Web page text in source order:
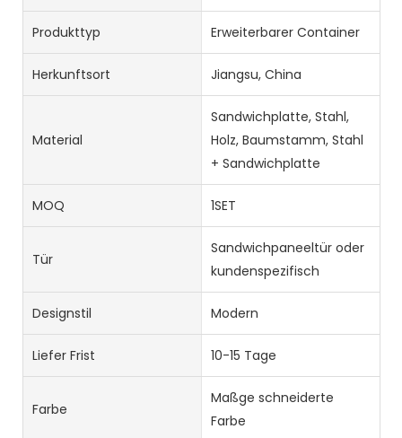
Produkttyp Erweiterbarer Container
Herkunftsort Jiangsu, China
Material
Sandwichplatte, Stahl,
Holz, Baumstamm, Stahl
+ Sandwichplatte
MOQ 1SET
Tür
Sandwichpaneeltür oder
kundenspezifisch
Designstil Modern
Liefer Frist 10-15 Tage
Farbe
Maßge schneiderte
Farbe